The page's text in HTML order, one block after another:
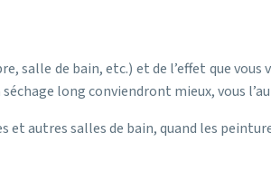
salle de bain, etc.) et de l’effet que
long conviendront mieux, vous
autres salles de bain, quand les